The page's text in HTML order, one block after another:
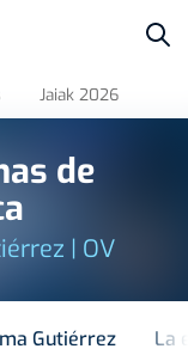
Jaiak 2026
de
| OV
Gutiérrez La